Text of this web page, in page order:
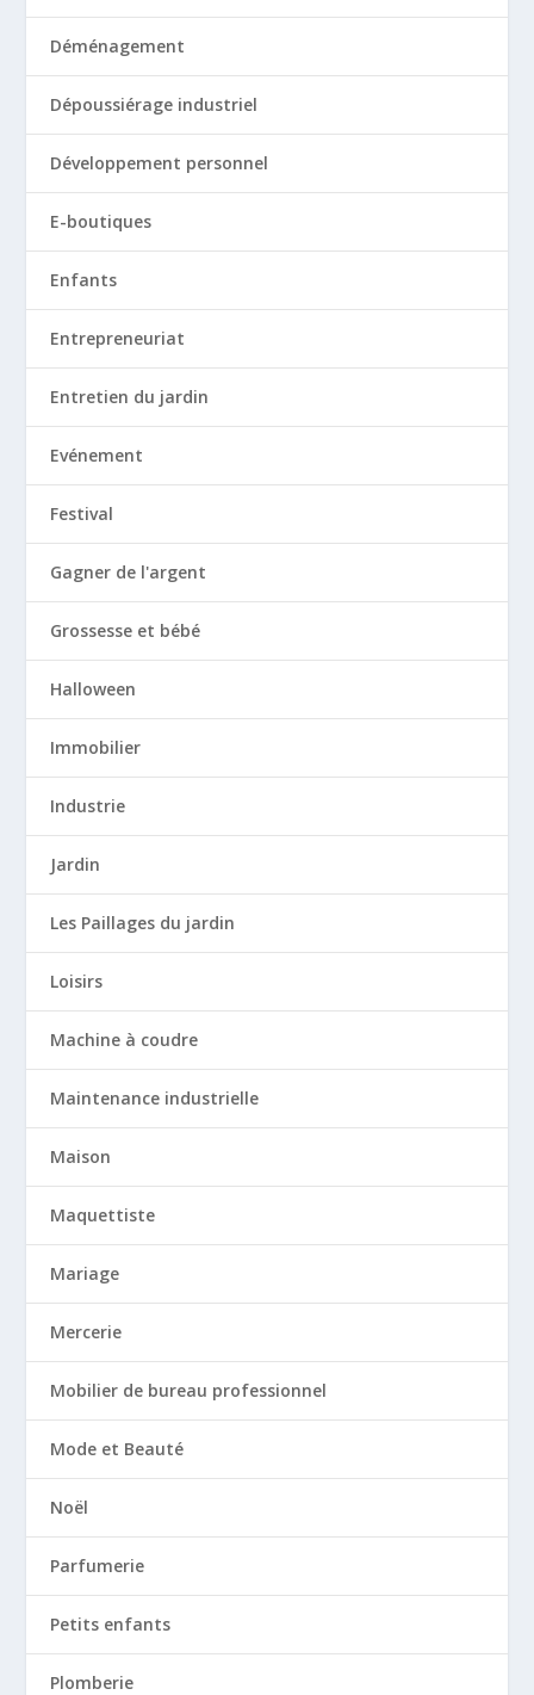
Déménagement
Dépoussiérage industriel
Développement personnel
E-boutiques
Enfants
Entrepreneuriat
Entretien du jardin
Evénement
Festival
Gagner de l'argent
Grossesse et bébé
Halloween
Immobilier
Industrie
Jardin
Les Paillages du jardin
Loisirs
Machine à coudre
Maintenance industrielle
Maison
Maquettiste
Mariage
Mercerie
Mobilier de bureau professionnel
Mode et Beauté
Noël
Parfumerie
Petits enfants
Plomberie